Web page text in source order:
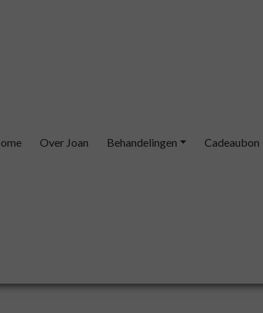
Over Joan Behandelingen Cadeaubon